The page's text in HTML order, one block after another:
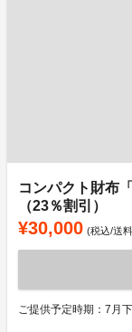
コンパクト財布
（23％割引）
¥30,000 (税込/送
ご提供予定時期：7月